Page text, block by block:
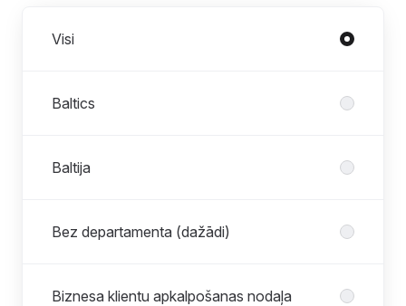
Visi
Baltics
Baltija
Bez departamenta (dažādi)
Biznesa klientu apkalpošanas nodaļa